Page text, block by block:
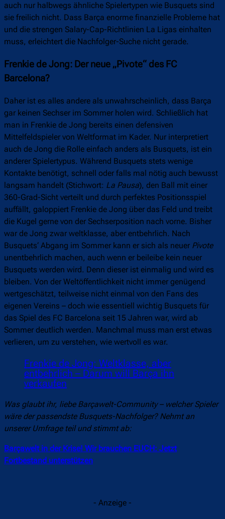
auch nur halbwegs ähnliche Spielertypen wie Busquets sind
sie freilich nicht. Dass Barça enorme finanzielle Probleme hat
und die strengen Salary-Cap-Richtlinien La Ligas einhalten
muss, erleichtert die Nachfolger-Suche nicht gerade.
Frenkie de Jong: Der neue „Pivote“ des FC
Barcelona?
Daher ist es alles andere als unwahrscheinlich, dass Barça
gar keinen Sechser im Sommer holen wird. Schließlich hat
man in Frenkie de Jong bereits einen defensiven
Mittelfeldspieler von Weltformat im Kader. Nur interpretiert
auch de Jong die Rolle einfach anders als Busquets, ist ein
anderer Spielertypus. Während Busquets stets wenige
Kontakte benötigt, schnell oder falls mal nötig auch bewusst
langsam handelt (Stichwort: La Pausa), den Ball mit einer
360-Grad-Sicht verteilt und durch perfektes Positionsspiel
auffällt, galoppiert Frenkie de Jong über das Feld und treibt
die Kugel gerne von der Sechserposition nach vorne. Bisher
war de Jong zwar weltklasse, aber entbehrlich. Nach
Busquets‘ Abgang im Sommer kann er sich als neuer Pivote
unentbehrlich machen, auch wenn er beileibe kein neuer
Busquets werden wird. Denn dieser ist einmalig und wird es
bleiben. Von der Weltöffentlichkeit nicht immer genügend
wertgeschätzt, teilweise nicht einmal von den Fans des
eigenen Vereins – doch wie essentiell wichtig Busquets für
das Spiel des FC Barcelona seit 15 Jahren war, wird ab
Sommer deutlich werden. Manchmal muss man erst etwas
verlieren, um zu verstehen, wie wertvoll es war.
Frenkie de Jong: Weltklasse, aber
entbehrlich – Darum will Barça ihn
verkaufen
Was glaubt ihr, liebe Barçawelt-Community – welcher Spieler
wäre der passendste Busquets-Nachfolger? Nehmt an
unserer Umfrage teil und stimmt ab:
Barçawelt in der Krise! Wir brauchen EUCH: Jetzt
Fortbestand unterstützen
- Anzeige -